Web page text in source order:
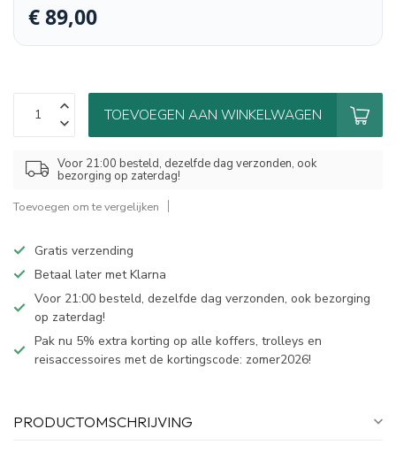
€ 89,00
TOEVOEGEN AAN WINKELWAGEN
Voor 21:00 besteld, dezelfde dag verzonden, ook
bezorging op zaterdag!
Toevoegen om te vergelijken
Gratis verzending
Betaal later met Klarna
Voor 21:00 besteld, dezelfde dag verzonden, ook bezorging
op zaterdag!
Pak nu 5% extra korting op alle koffers, trolleys en
reisaccessoires met de kortingscode: zomer2026!
PRODUCTOMSCHRIJVING